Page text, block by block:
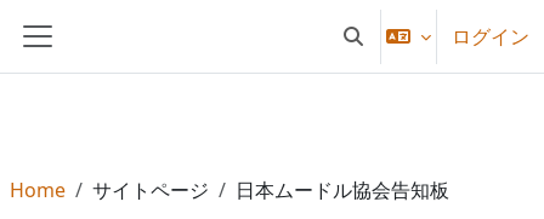
サイドパネル 検索入力に切り替える
ログイン
Home サイトページ 日本ムードル協会告知板